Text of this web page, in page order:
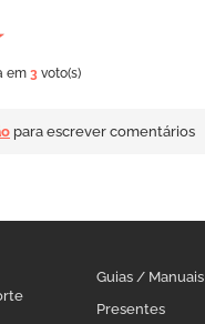
em 3 voto(s)
para escrever comentários
Guias / Manuais
Presentes